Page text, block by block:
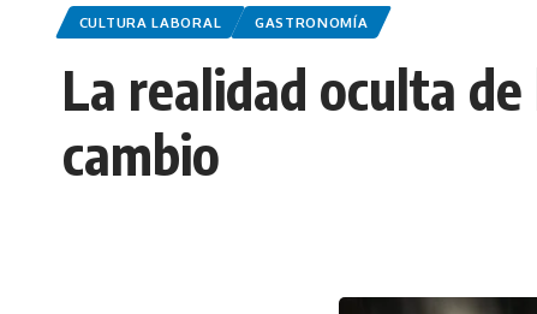
CULTURA LABORAL GASTRONOMÍA
La realidad oculta
cambio